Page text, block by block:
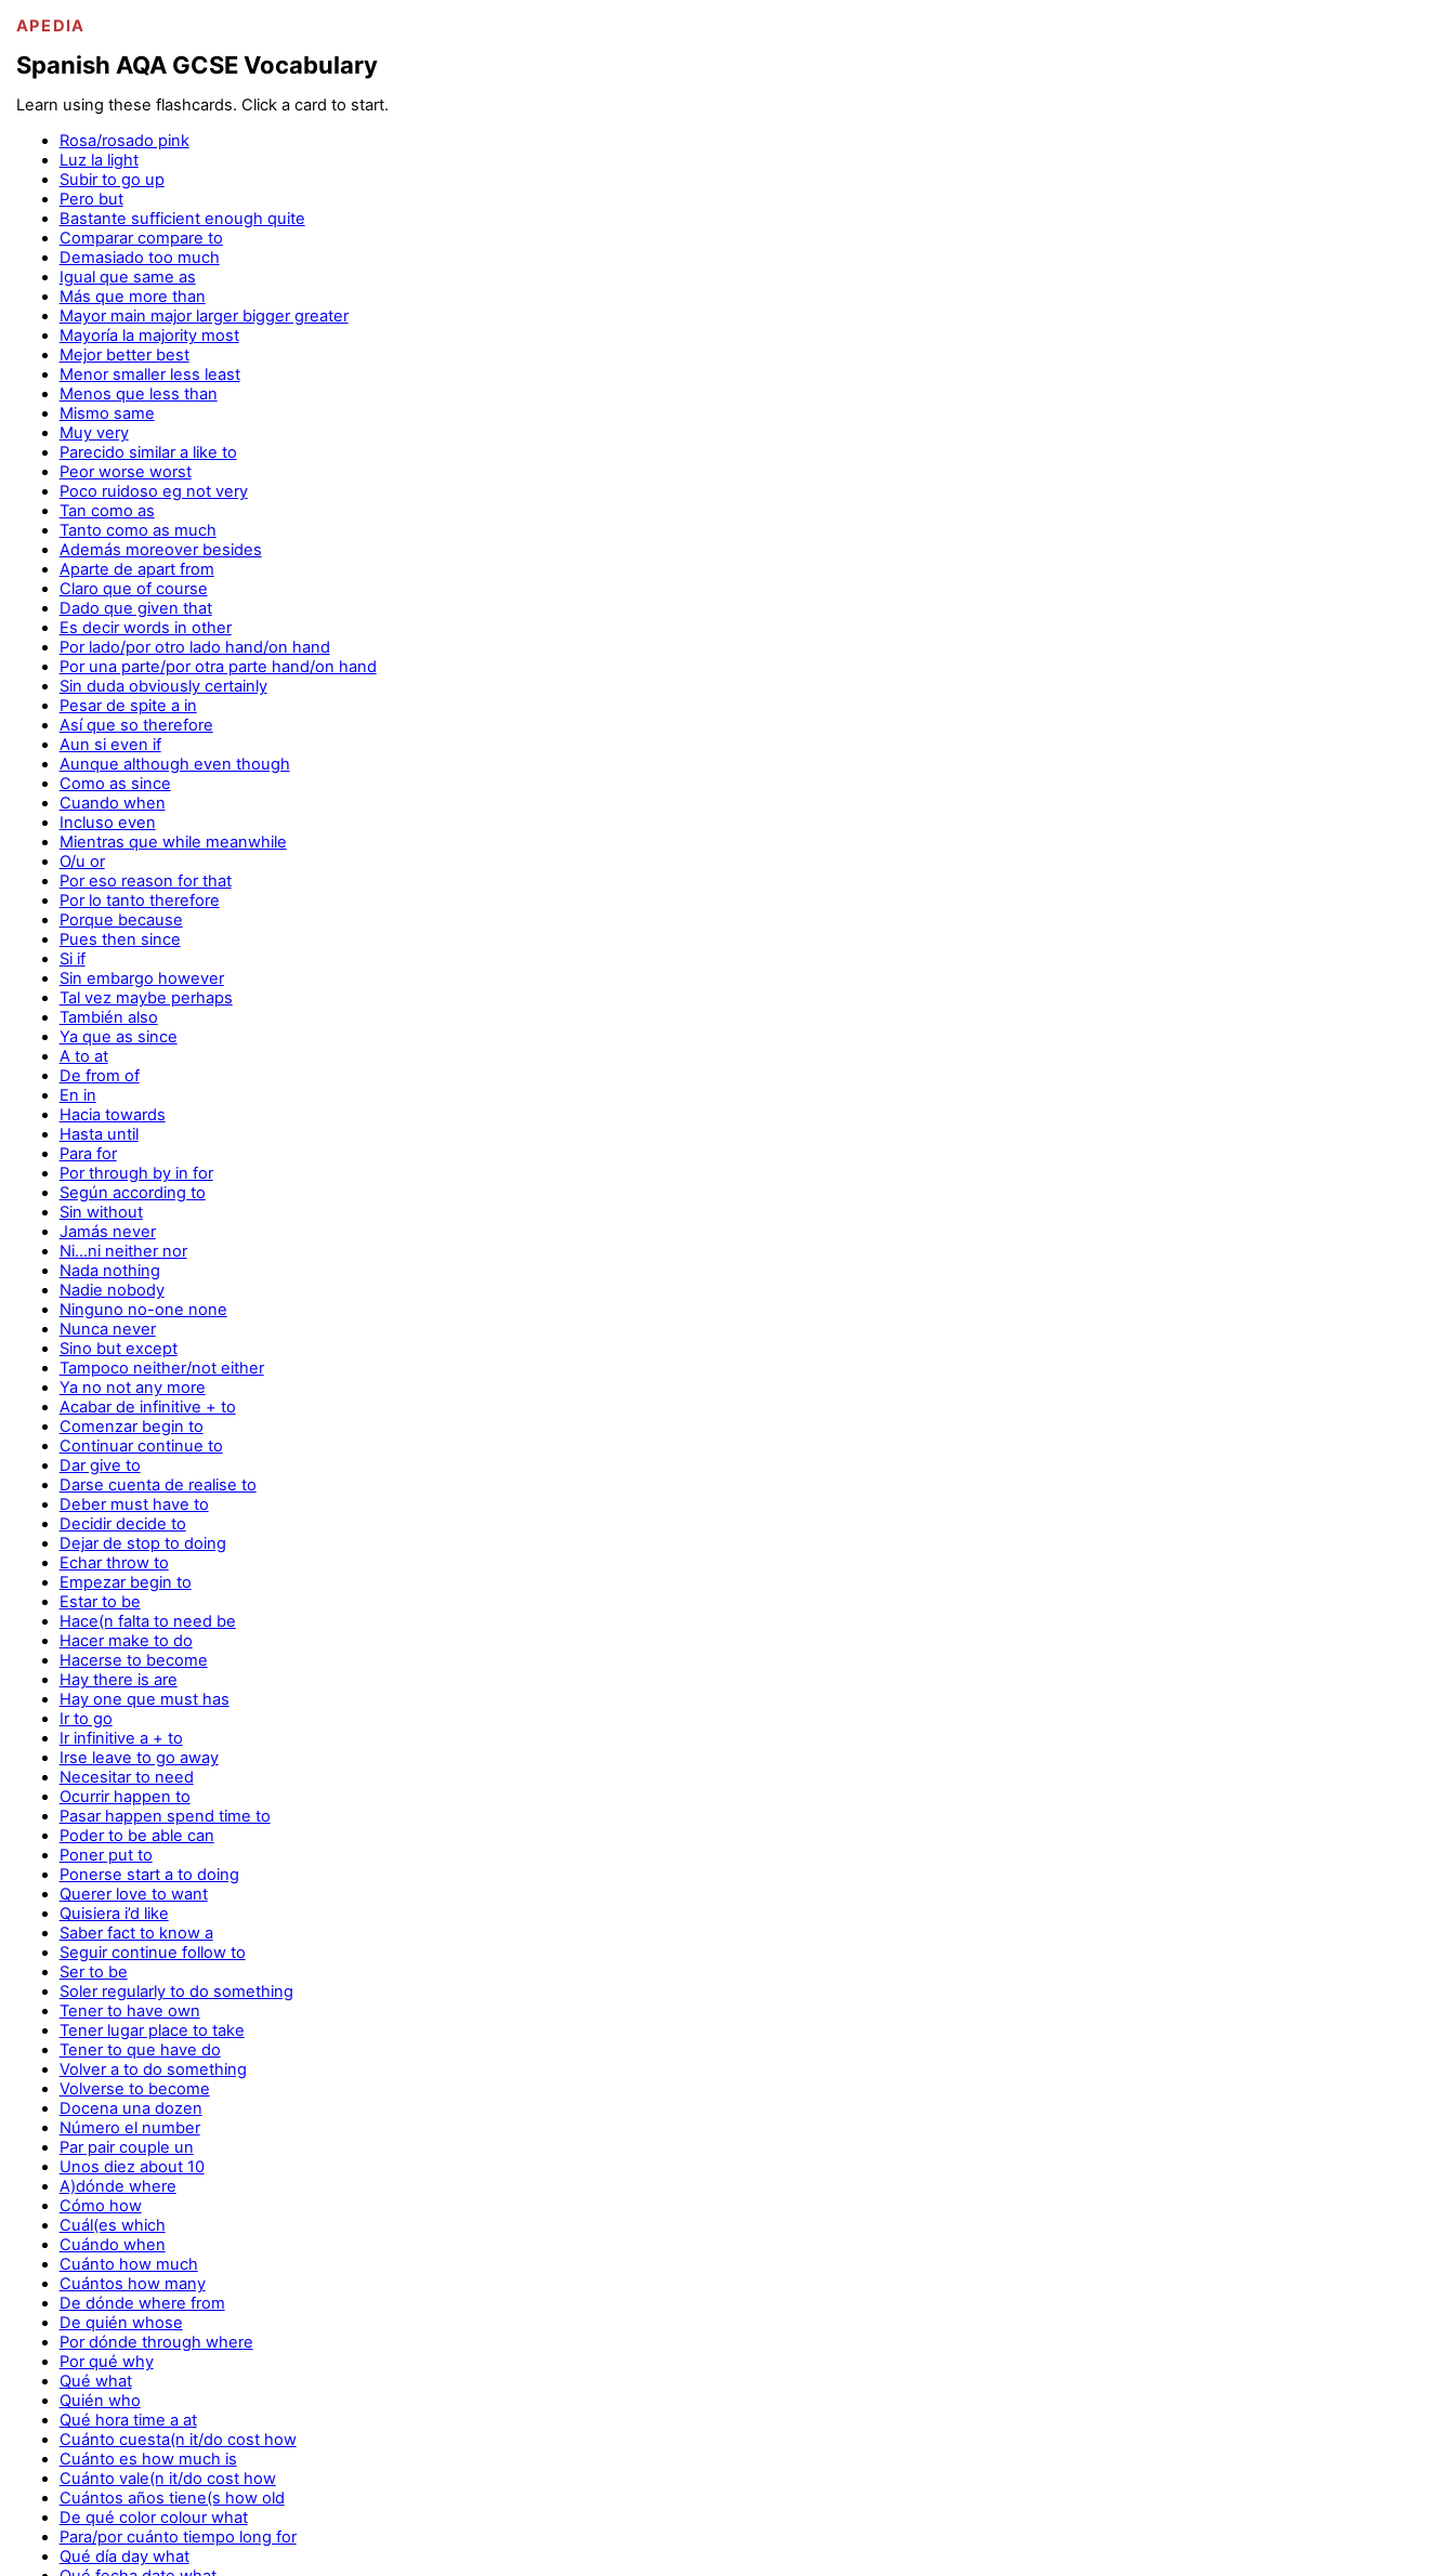
APEDIA
Spanish AQA GCSE Vocabulary
Learn using these flashcards. Click a card to start.
Rosa/rosado pink
Luz la light
Subir to go up
Pero but
Bastante sufficient enough quite
Comparar compare to
Demasiado too much
Igual que same as
Más que more than
Mayor main major larger bigger greater
Mayoría la majority most
Mejor better best
Menor smaller less least
Menos que less than
Mismo same
Muy very
Parecido similar a like to
Peor worse worst
Poco ruidoso eg not very
Tan como as
Tanto como as much
Además moreover besides
Aparte de apart from
Claro que of course
Dado que given that
Es decir words in other
Por lado/por otro lado hand/on hand
Por una parte/por otra parte hand/on hand
Sin duda obviously certainly
Pesar de spite a in
Así que so therefore
Aun si even if
Aunque although even though
Como as since
Cuando when
Incluso even
Mientras que while meanwhile
O/u or
Por eso reason for that
Por lo tanto therefore
Porque because
Pues then since
Si if
Sin embargo however
Tal vez maybe perhaps
También also
Ya que as since
A to at
De from of
En in
Hacia towards
Hasta until
Para for
Por through by in for
Según according to
Sin without
Jamás never
Ni…ni neither nor
Nada nothing
Nadie nobody
Ninguno no-one none
Nunca never
Sino but except
Tampoco neither/not either
Ya no not any more
Acabar de infinitive + to
Comenzar begin to
Continuar continue to
Dar give to
Darse cuenta de realise to
Deber must have to
Decidir decide to
Dejar de stop to doing
Echar throw to
Empezar begin to
Estar to be
Hace(n falta to need be
Hacer make to do
Hacerse to become
Hay there is are
Hay one que must has
Ir to go
Ir infinitive a + to
Irse leave to go away
Necesitar to need
Ocurrir happen to
Pasar happen spend time to
Poder to be able can
Poner put to
Ponerse start a to doing
Querer love to want
Quisiera i’d like
Saber fact to know a
Seguir continue follow to
Ser to be
Soler regularly to do something
Tener to have own
Tener lugar place to take
Tener to que have do
Volver a to do something
Volverse to become
Docena una dozen
Número el number
Par pair couple un
Unos diez about 10
A)dónde where
Cómo how
Cuál(es which
Cuándo when
Cuánto how much
Cuántos how many
De dónde where from
De quién whose
Por dónde through where
Por qué why
Qué what
Quién who
Qué hora time a at
Cuánto cuesta(n it/do cost how
Cuánto es how much is
Cuánto vale(n it/do cost how
Cuántos años tiene(s how old
De qué color colour what
Para/por cuánto tiempo long for
Qué día day what